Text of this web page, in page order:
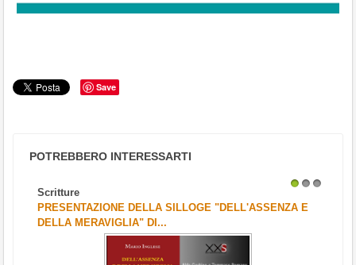
Save
POTREBBERO INTERESSARTI
Scritture
PRESENTAZIONE DELLA SILLOGE "DELL'ASSENZA E
DELLA MERAVIGLIA" DI...